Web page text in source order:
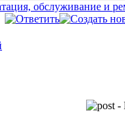
обслуживание и
-